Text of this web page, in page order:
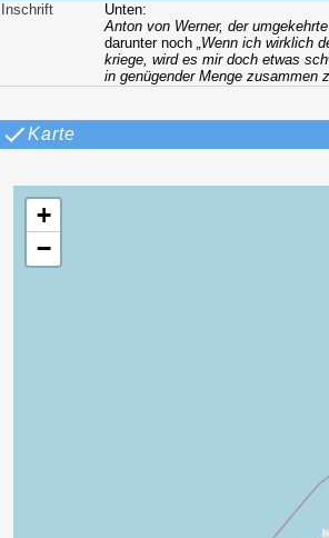
Inschrift
Unten:
Anton von Werner, der
darunter noch Wenn ich wirklich
kriege, wird es mir doch etwas
in genügender Menge zusammen
Karte
+
−